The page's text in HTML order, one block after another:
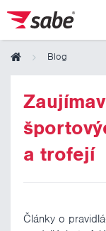
Blog
a trofejí
Články o
Obsah košíku
Košík